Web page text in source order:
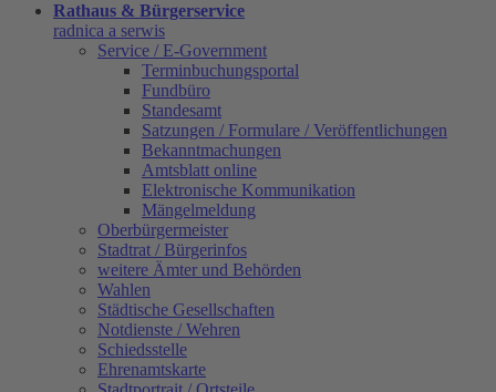
Rathaus & Bürgerservice
radnica a serwis
Service / E-Government
Terminbuchungsportal
Fundbüro
Standesamt
Satzungen / Formulare / Veröffentlichungen
Bekanntmachungen
Amtsblatt online
Elektronische Kommunikation
Mängelmeldung
Oberbürgermeister
Stadtrat / Bürgerinfos
weitere Ämter und Behörden
Wahlen
Städtische Gesellschaften
Notdienste / Wehren
Schiedsstelle
Ehrenamtskarte